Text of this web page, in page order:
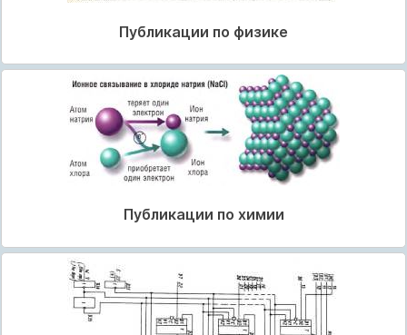
Публикации по физике
Публикации по химии